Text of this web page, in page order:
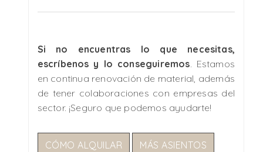
Si no encuentras lo que necesitas,
escríbenos y lo conseguiremos. Estamos
en continua renovación de material, además
de tener colaboraciones con empresas del
sector. ¡Seguro que podemos ayudarte!
CÓMO ALQUILAR MÁS ASIENTOS